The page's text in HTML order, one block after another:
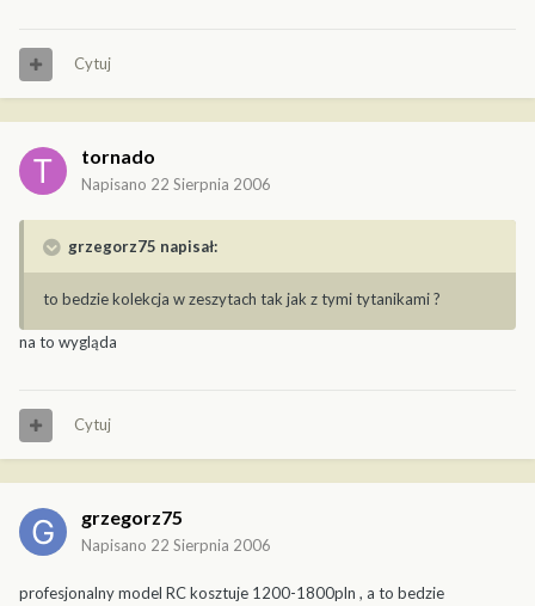
Cytuj
tornado
Napisano 22 Sierpnia 2006
grzegorz75 napisał:
to bedzie kolekcja w zeszytach tak jak z tymi tytanikami ?
na to wygląda
Cytuj
grzegorz75
Napisano 22 Sierpnia 2006
profesjonalny model RC kosztuje 1200-1800pln , a to bedzie